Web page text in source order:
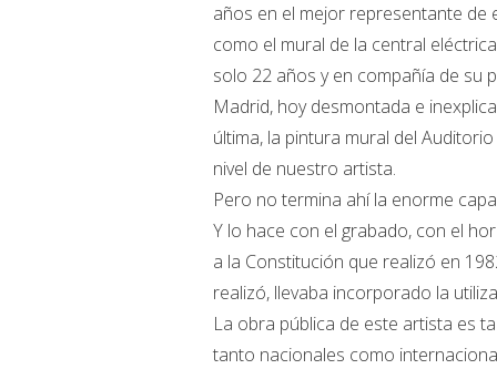
años en el mejor representante de
como el mural de la central
solo 22 años y en compañía de su
Madrid, hoy desmontada e
última, la pintura mural del
nivel de nuestro artista.
Pero no termina ahí la enorme
Y lo hace con el grabado, con el
a la Constitución que realizó en
realizó, llevaba incorporado la
La obra pública de este artista es
tanto nacionales como